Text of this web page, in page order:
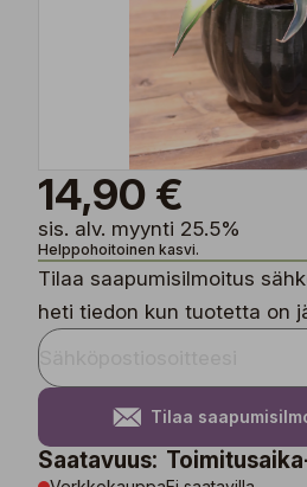
14,90 €
sis. alv. myynti 25.5%
Helppohoitoinen kasvi.
Tilaa saapumisilmoitus
heti tiedon kun tuotetta on
Tilaa
Saatavuus: